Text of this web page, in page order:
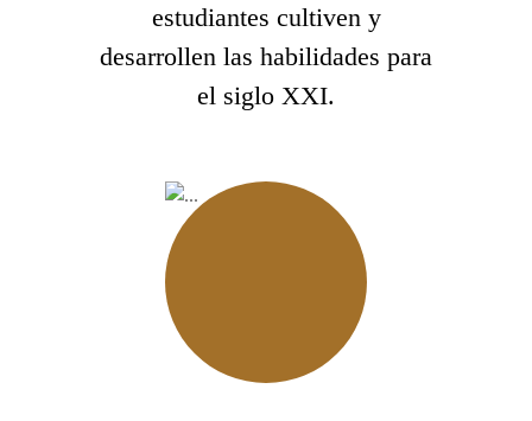
estudiantes cultiven y
desarrollen las habilidades para
el siglo XXI.